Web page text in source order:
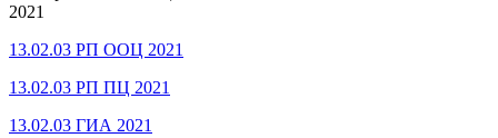
2021
13.02.03 РП ООЦ 2021
13.02.03 РП ПЦ 2021
13.02.03 ГИА 2021